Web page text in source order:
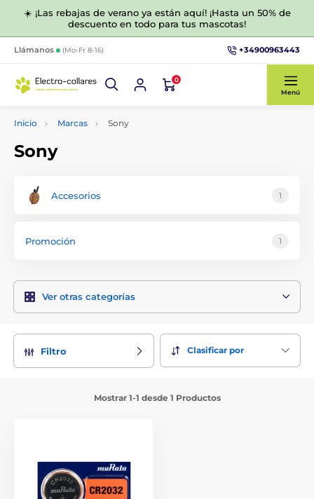
☀️ ¡Las rebajas de verano ya están aquí! ¡Hasta un 50% de
descuento en todo para tus mascotas!
Llámanos (Mo-Fr 8-16) +34900963443
0
Menú
Inicio Marcas Sony
Sony
Accesorios 1
Promoción 1
Ver otras categorías
Filtro Clasificar por
Mostrar 1-1 desde 1 Productos